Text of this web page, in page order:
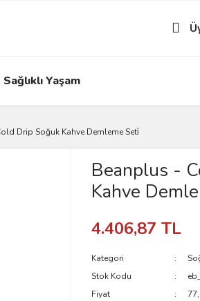
Sağlıklı Yaşam
Drip Soğuk Kahve Demleme Seti̇
Beanplus -
Kahve
4.406,87 TL
Kategori
Stok Kodu
Fiyat